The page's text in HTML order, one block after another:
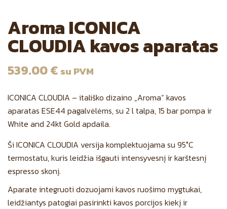
Aroma ICONICA
CLOUDIA kavos aparatas
539.00€ su PVM
ICONICA CLOUDIA – itališko dizaino „Aroma“ kavos
aparatas ESE44 pagalvėlėms, su 2 l talpa, 15 bar pompa ir
White and 24kt Gold apdaila.
Ši ICONICA CLOUDIA versija komplektuojama su 95°C
termostatu, kuris leidžia išgauti intensyvesnį ir karštesnį
espresso skonį.
Aparate integruoti dozuojami kavos ruošimo mygtukai,
leidžiantys patogiai pasirinkti kavos porcijos kiekį ir